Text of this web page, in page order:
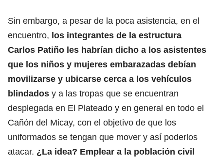
Sin embargo, a pesar de la poca asistencia, en el
encuentro, los integrantes de la estructura
Carlos Patiño les habrían dicho a los asistentes
que los niños y mujeres embarazadas debían
movilizarse y ubicarse cerca a los vehículos
blindados y a las tropas que se encuentran
desplegada en El Plateado y en general en todo el
Cañón del Micay, con el objetivo de que los
uniformados se tengan que mover y así poderlos
atacar. ¿La idea? Emplear a la población civil